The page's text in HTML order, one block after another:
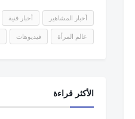
أخبار المشاهير أخبار فنية
عالم المرأة فيديوهات
الأكثر قراءة